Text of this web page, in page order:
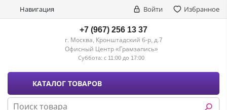
Навигация Войти Избранное
+7 (967) 256 13 37
г. Москва, Кронштадский б-р, д.7
Офисный Центр «Грамзапись»
Суббота: с 11:00 до 17:00
КАТАЛОГ ТОВАРОВ